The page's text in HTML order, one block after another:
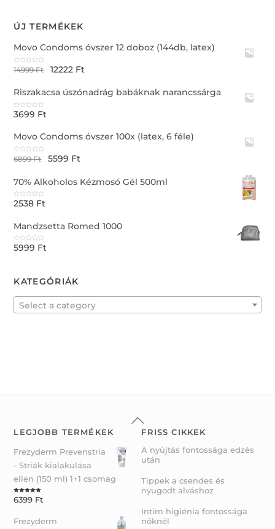
ÚJ TERMÉKEK
Movo Condoms óvszer 12 doboz (144db, latex)
R
a
d
0
o
u
t
o
14999Ft 12222 Ft
Riszakacsa úszónadrág babáknak narancssárga
R
a
d
0
o
u
t
o
3699 Ft
Movo Condoms óvszer 100x (latex, 6 féle)
R
a
d
0
o
u
t
o
6899Ft 5599 Ft
70% Alkoholos Kézmosó Gél 500ml
R
a
d
0
o
u
t
o
2538 Ft
Mandzsetta Romed 1000
R
a
o
u
o
5999 Ft
KATEGÓRIÁK
Select a category
Back
To
LEGJOBB TERMÉKEK
Frezyderm Prevenstria
- Striák kialakulása
ellen (150 ml) 1+1 csomag
Rated5.00
out of 5
6399 Ft
Frezyderm
FRISS CIKKEK
A nyújtás fontossága edzés
után
Tippek a csendes és
nyugodt alváshoz
Intim higiénia fontossága
nőknél